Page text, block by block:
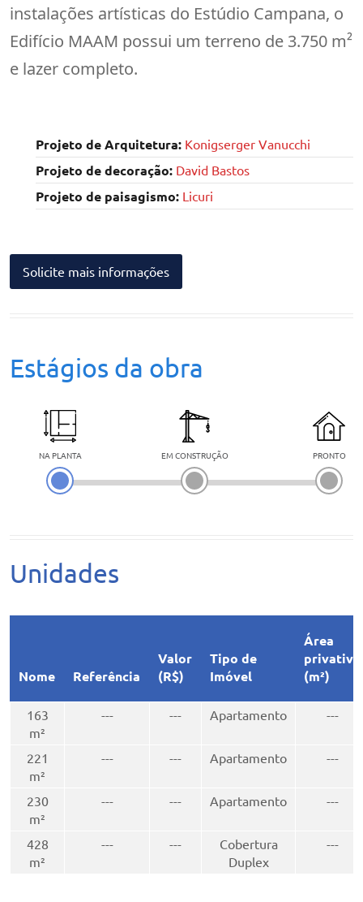
instalações artísticas do Estúdio Campana, o
Edifício MAAM possui um terreno de 3.750 m²
e lazer completo.
Projeto de Arquitetura: Konigserger Vanucchi
Projeto de decoração: David Bastos
Projeto de paisagismo: Licuri
Solicite mais informações
Estágios da obra
NA PLANTA EM CONSTRUÇÃO PRONTO
Unidades
Nome Referência
Valor
(R$)
Tipo de
Imóvel
Área
privativa
(m²)
163
m²
--- --- Apartamento ---
221
m²
--- --- Apartamento ---
230
m²
--- --- Apartamento ---
428
m²
--- ---
Cobertura
Duplex
---